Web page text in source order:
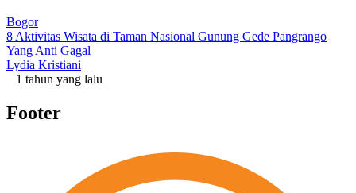
Bogor
8 Aktivitas Wisata di Taman Nasional Gunung Gede Pangrango
Yang Anti Gagal
Lydia Kristiani
1 tahun yang lalu
Footer